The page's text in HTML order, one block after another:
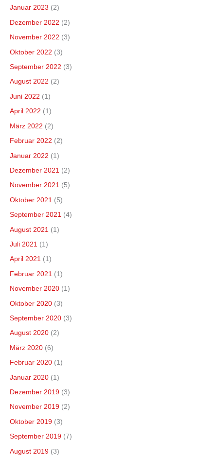
Januar 2023 (2)
Dezember 2022 (2)
November 2022 (3)
Oktober 2022 (3)
September 2022 (3)
August 2022 (2)
Juni 2022 (1)
April 2022 (1)
März 2022 (2)
Februar 2022 (2)
Januar 2022 (1)
Dezember 2021 (2)
November 2021 (5)
Oktober 2021 (5)
September 2021 (4)
August 2021 (1)
Juli 2021 (1)
April 2021 (1)
Februar 2021 (1)
November 2020 (1)
Oktober 2020 (3)
September 2020 (3)
August 2020 (2)
März 2020 (6)
Februar 2020 (1)
Januar 2020 (1)
Dezember 2019 (3)
November 2019 (2)
Oktober 2019 (3)
September 2019 (7)
August 2019 (3)